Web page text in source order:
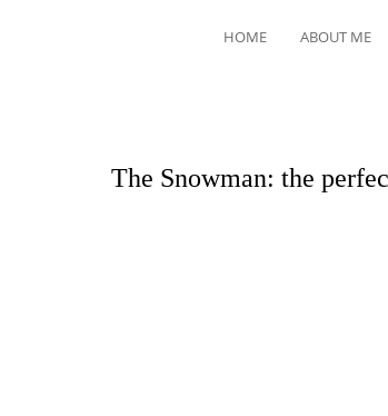
HOME ABOUT ME
The Snowman: the